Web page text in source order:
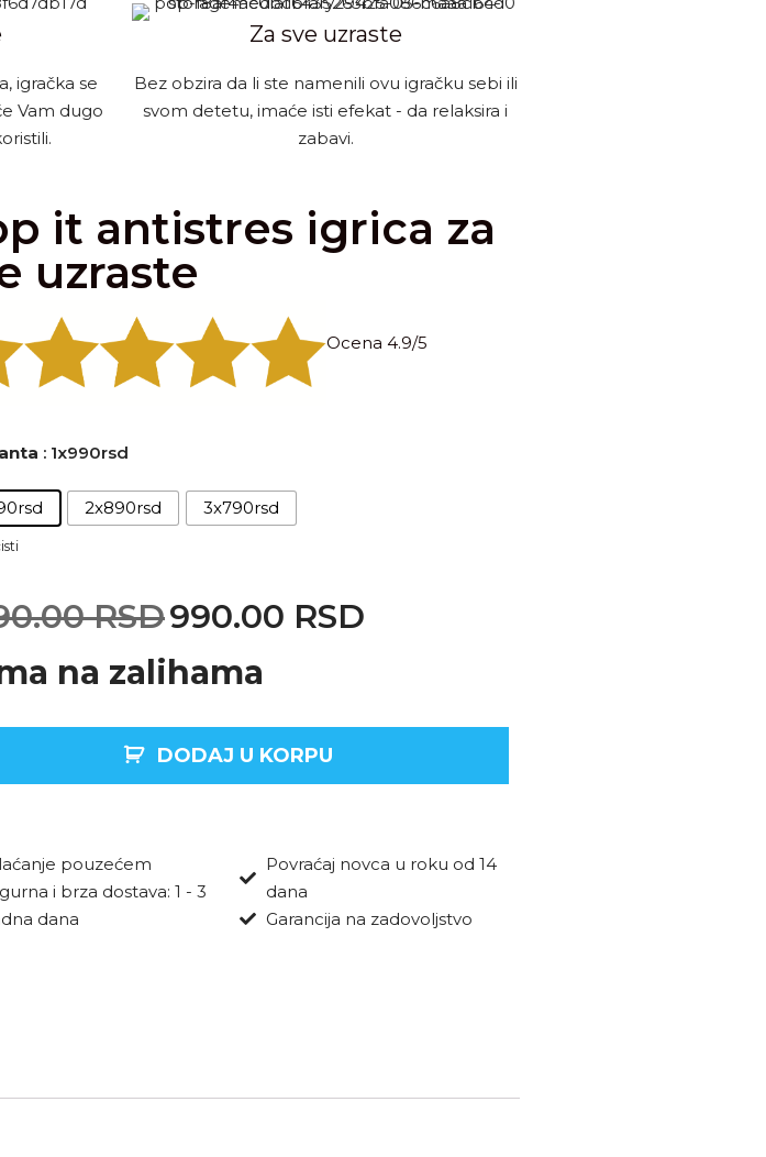
igračka se
Vam dugo
Za sve uzraste
Bez obzira da li ste namenili ovu igračku sebi ili
svom detetu, imaće isti efekat - da relaksira i
zabavi.
it antistres igrica za
uzraste
Ocena 4.9/5
: 1x990rsd
2x890rsd 3x790rsd
RSD990.00 RSD
na zalihama
DODAJ U KORPU
pouzećem
i brza dostava: 1 - 3
dana
Povraćaj novca u roku od 14
dana
Garancija na zadovoljstvo